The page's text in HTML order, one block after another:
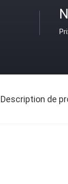
Description de